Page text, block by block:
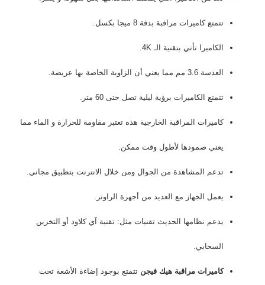
تتمتع كاميرات مراقبة بدقة 8 ميجا بكسل.
الكاميرا تأتي بتقنية الـ 4K.
العدسة 3.6 مم مما يعني أن الزاوية الخاصة بها عريضة.
تتمتع الكاميرات برؤية ليلية تصل حتى 60 متر.
كاميرات المراقبة الخارجية هذه تعتبر مقاومة للحرارة و الماء مما
يعني صمودها لأطول وقت ممكن.
تدعم المشاهدة من الجوال ومن خلال الانترنت بتطبيق مجاني.
يعمل الجهاز مع العديد من أجهزة الراوتر.
يدعم نظامها الحديث تقنيات مثل: تقنية آي كلاود أو التخزين
السحابي.
كاميرات مراقبة هيك فيجنتتمتع بوجود إضاءة الأشعة تحت